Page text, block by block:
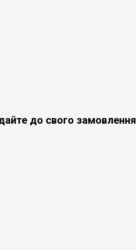
до свого замовлення